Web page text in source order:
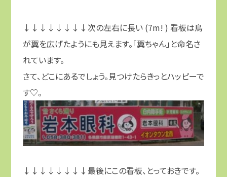
↓↓↓↓↓↓↓↓次の左右に長い (7m! ) 看板は鳥
が翼を広げたようにも見えます。「翼ちゃん」と命名さ
れています。
さて、どこにあるでしょう。見つけたらきっとハッピーで
す♡。
↓↓↓↓↓↓↓↓最後にこの看板、とっておきです。